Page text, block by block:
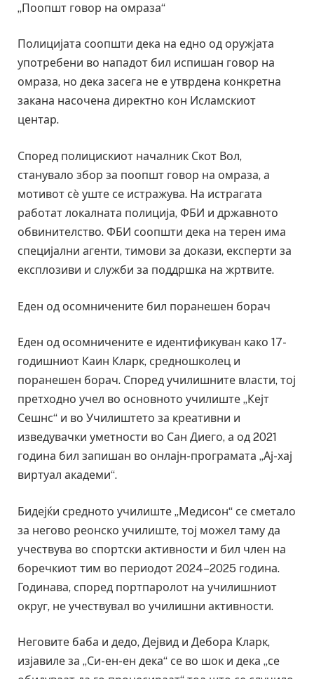
„Поопшт говор на омраза“
Полицијата соопшти дека на едно од оружјата
употребени во нападот бил испишан говор на
омраза, но дека засега не е утврдена конкретна
закана насочена директно кон Исламскиот
центар.
Според полицискиот началник Скот Вол,
станувало збор за поопшт говор на омраза, а
мотивот сè уште се истражува. На истрагата
работат локалната полиција, ФБИ и државното
обвинителство. ФБИ соопшти дека на терен има
специјални агенти, тимови за докази, експерти за
експлозиви и служби за поддршка на жртвите.
Еден од осомничените бил поранешен борач
Еден од осомничените е идентификуван како 17-
годишниот Каин Кларк, средношколец и
поранешен борач. Според училишните власти, тој
претходно учел во основното училиште „Кејт
Сешнс“ и во Училиштето за креативни и
изведувачки уметности во Сан Диего, а од 2021
година бил запишан во онлајн-програмата „Ај-хај
виртуал академи“.
Бидејќи средното училиште „Медисон“ се сметало
за негово реонско училиште, тој можел таму да
учествува во спортски активности и бил член на
боречкиот тим во периодот 2024–2025 година.
Годинава, според портпаролот на училишниот
округ, не учествувал во училишни активности.
Неговите баба и дедо, Дејвид и Дебора Кларк,
изјавиле за „Си-ен-ен дека“ се во шок и дека „се